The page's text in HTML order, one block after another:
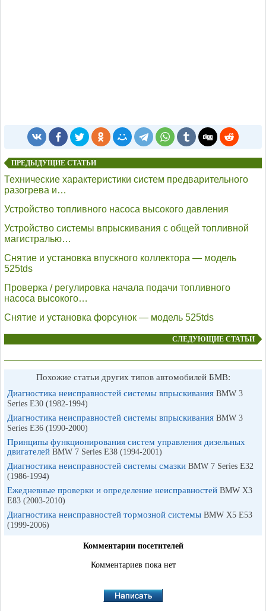
ПРЕДЫДУЩИЕ СТАТЬИ
Технические характеристики систем предварительного
разогрева и…
Устройство топливного насоса высокого давления
Устройство системы впрыскивания с общей топливной
магистралью…
Снятие и установка впускного коллектора — модель
525tds
Проверка / регулировка начала подачи топливного
насоса высокого…
Снятие и установка форсунок — модель 525tds
СЛЕДУЮЩИЕ СТАТЬИ
Похожие статьи других типов автомобилей БМВ:
Диагностика неисправностей системы впрыскивания BMW 3
Series E30 (1982-1994)
Диагностика неисправностей системы впрыскивания BMW 3
Series E36 (1990-2000)
Принципы функционирования систем управления дизельных
двигателей BMW 7 Series E38 (1994-2001)
Диагностика неисправностей системы смазки BMW 7 Series E32
(1986-1994)
Ежедневные проверки и определение неисправностей BMW X3
E83 (2003-2010)
Диагностика неисправностей тормозной системы BMW X5 E53
(1999-2006)
Комментарии посетителей
Комментариев пока нет